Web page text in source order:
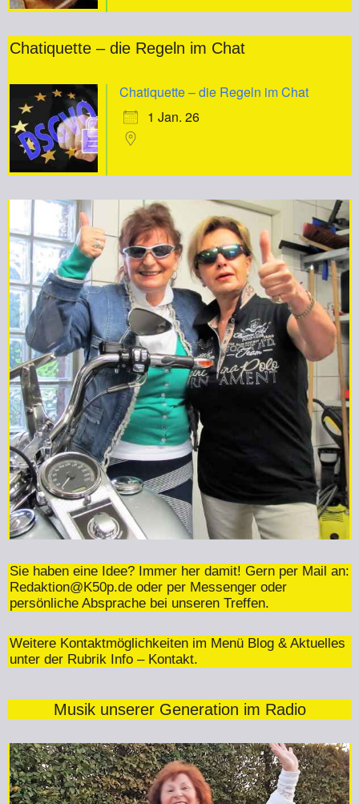
Chatiquette – die Regeln im Chat
Chatiquette – die Regeln im Chat
1 Jan. 26
Sie haben eine Idee? Immer her damit! Gern per Mail an:
Redaktion@K50p.de oder per Messenger oder
persönliche Absprache bei unseren Treffen.
Weitere Kontaktmöglichkeiten im Menü Blog & Aktuelles
unter der Rubrik Info – Kontakt.
Musik unserer Generation im Radio